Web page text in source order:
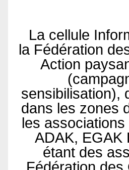
La cellule
la Fédération
Action
sensibilisation),
dans les zones
les
ADAK, EGAK
étant des